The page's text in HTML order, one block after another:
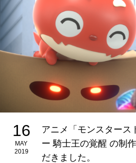
16
MAY
2019
アニメ「モンスタース
ー 騎士王の覚醒 の制
だきました。